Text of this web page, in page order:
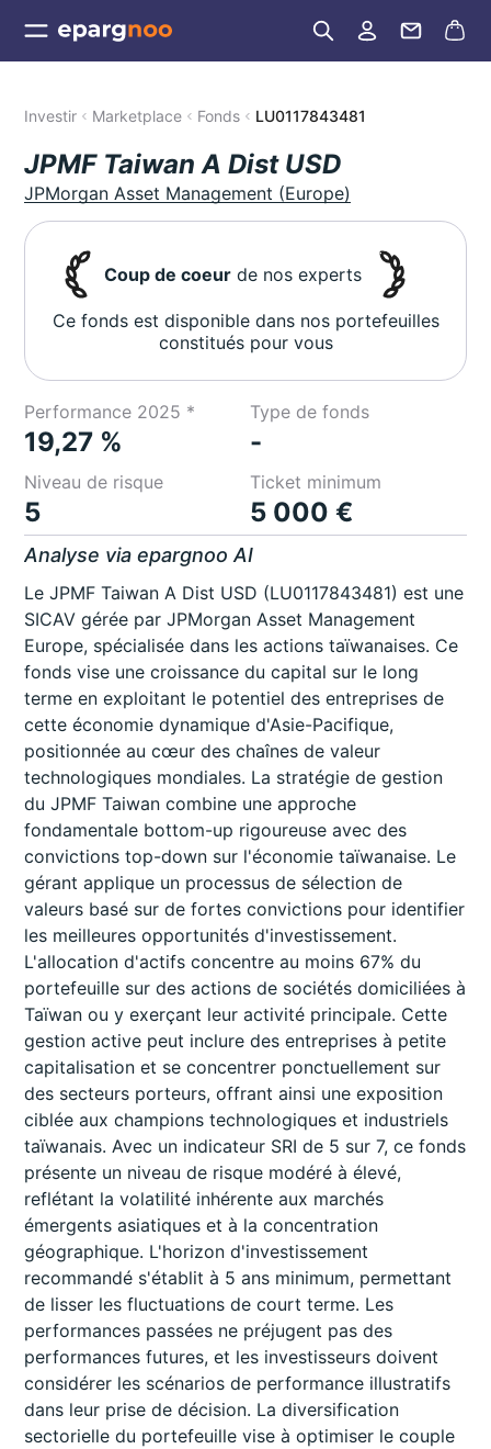
Investir Marketplace Fonds LU0117843481
JPMF Taiwan A Dist USD
JPMorgan Asset Management (Europe)
Coup de coeur de nos experts
Ce fonds est disponible dans nos portefeuilles
constitués pour vous
Performance 2025 *
19,27 %
Type de fonds
-
Niveau de risque
5
Ticket minimum
5 000 €
Analyse via epargnoo AI
Le JPMF Taiwan A Dist USD (LU0117843481) est une
SICAV gérée par JPMorgan Asset Management
Europe, spécialisée dans les actions taïwanaises. Ce
fonds vise une croissance du capital sur le long
terme en exploitant le potentiel des entreprises de
cette économie dynamique d'Asie-Pacifique,
positionnée au cœur des chaînes de valeur
technologiques mondiales. La stratégie de gestion
du JPMF Taiwan combine une approche
fondamentale bottom-up rigoureuse avec des
convictions top-down sur l'économie taïwanaise. Le
gérant applique un processus de sélection de
valeurs basé sur de fortes convictions pour identifier
les meilleures opportunités d'investissement.
L'allocation d'actifs concentre au moins 67% du
portefeuille sur des actions de sociétés domiciliées à
Taïwan ou y exerçant leur activité principale. Cette
gestion active peut inclure des entreprises à petite
capitalisation et se concentrer ponctuellement sur
des secteurs porteurs, offrant ainsi une exposition
ciblée aux champions technologiques et industriels
taïwanais. Avec un indicateur SRI de 5 sur 7, ce fonds
présente un niveau de risque modéré à élevé,
reflétant la volatilité inhérente aux marchés
émergents asiatiques et à la concentration
géographique. L'horizon d'investissement
recommandé s'établit à 5 ans minimum, permettant
de lisser les fluctuations de court terme. Les
performances passées ne préjugent pas des
performances futures, et les investisseurs doivent
considérer les scénarios de performance illustratifs
dans leur prise de décision. La diversification
sectorielle du portefeuille vise à optimiser le couple